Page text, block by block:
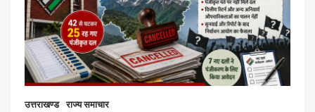
उत्तराखण्ड राज्य समाचार